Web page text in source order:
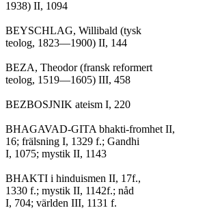
1938) II, 1094
BEYSCHLAG, Willibald (tysk
teolog, 1823—1900) II, 144
BEZA, Theodor (fransk reformert
teolog, 1519—1605) III, 458
BEZBOSJNIK ateism I, 220
BHAGAVAD-GITA bhakti-fromhet II,
16; frälsning I, 1329 f.; Gandhi
I, 1075; mystik II, 1143
BHAKTI i hinduismen II, 17f.,
1330 f.; mystik II, 1142f.; nåd
I, 704; världen III, 1131 f.